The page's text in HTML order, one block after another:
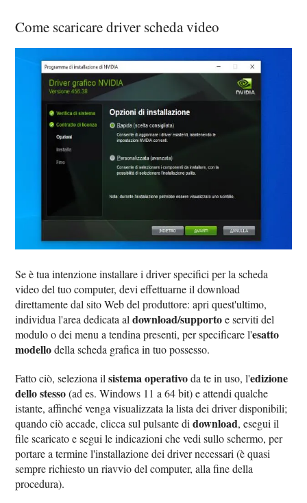
Come scaricare driver scheda video
Se è tua intenzione installare i driver specifici per la scheda
video del tuo computer, devi effettuarne il download
direttamente dal sito Web del produttore: apri quest'ultimo,
individua l'area dedicata aldownload/supportoe serviti del
modulo o dei menu a tendina presenti, per specificare l'esatto
modellodella scheda grafica in tuo possesso.
Fatto ciò, seleziona ilsistema operativoda te in uso, l'edizione
dello stesso(ad es. Windows 11 a 64 bit) e attendi qualche
istante, affinché venga visualizzata la lista dei driver disponibili;
quando ciò accade, clicca sul pulsante didownload, esegui il
file scaricato e segui le indicazioni che vedi sullo schermo, per
portare a termine l'installazione dei driver necessari (è quasi
sempre richiesto un riavvio del computer, alla fine della
procedura).